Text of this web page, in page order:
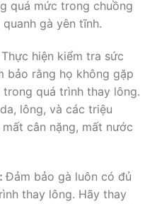
quá mức trong chuồng
gà yên tĩnh.
Thực hiện kiểm tra sức
bảo rằng họ không gặp
quá trình thay lông.
lông, và các triệu
cân nặng, mất nước
Đảm bảo gà luôn có đủ
thay lông. Hãy thay